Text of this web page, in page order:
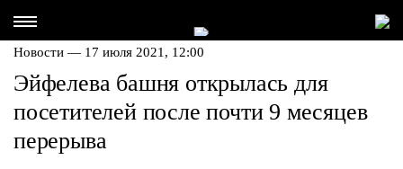
Новости — 17 июля 2021, 12:00
Эйфелева башня открылась для
посетителей после почти 9 месяцев
перерыва